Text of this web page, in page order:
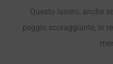
Questo lavoro, anche
peggio scoraggiante, in